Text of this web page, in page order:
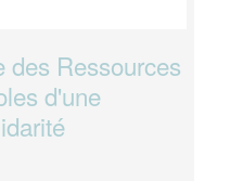
des Ressources
d'une